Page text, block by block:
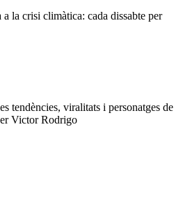
la crisi climàtica: cada dissabte per
tendències, viralitats i personatges de
Victor Rodrigo